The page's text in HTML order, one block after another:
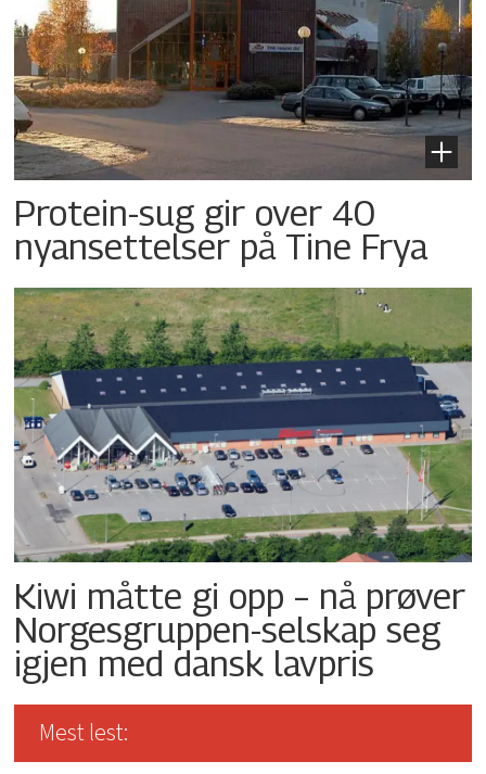
Protein-sug gir over 40
nyansettelser på Tine Frya
Kiwi måtte gi opp – nå prøver
Norgesgruppen-selskap seg
igjen med dansk lavpris
Mest lest: